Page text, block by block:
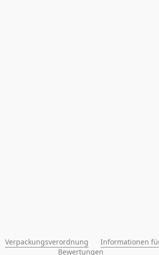
Verpackungsverordnung Informationen
Bewertungen